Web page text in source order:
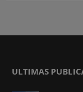
ULTIMAS